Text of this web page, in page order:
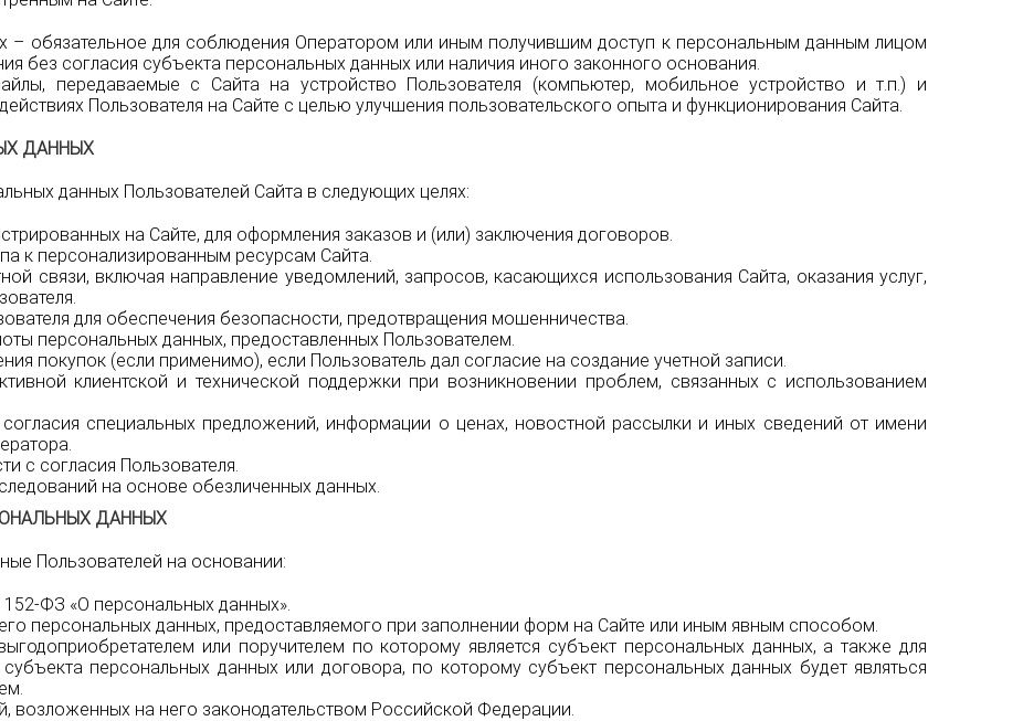
– обязательное для соблюдения Оператором или иным получившим доступ к персональным данным лицом
без согласия субъекта персональных данных или наличия иного законного основания.
передаваемые с Сайта на устройство Пользователя (компьютер, мобильное устройство и т.п.) и
Пользователя на Сайте с целью улучшения пользовательского опыта и функционирования Сайта.
ДАННЫХ
данных Пользователей Сайта в следующих целях:
на Сайте, для оформления заказов и (или) заключения договоров.
к персонализированным ресурсам Сайта.
связи, включая направление уведомлений, запросов, касающихся использования Сайта, оказания услуг,
для обеспечения безопасности, предотвращения мошенничества.
персональных данных, предоставленных Пользователем.
покупок (если применимо), если Пользователь дал согласие на создание учетной записи.
клиентской и технической поддержки при возникновении проблем, связанных с использованием
специальных предложений, информации о ценах, новостной рассылки и иных сведений от имени
с согласия Пользователя.
на основе обезличенных данных.
ДАННЫХ
Пользователей на основании:
ФЗ «О персональных данных».
персональных данных, предоставляемого при заполнении форм на Сайте или иным явным способом.
или поручителем по которому является субъект персональных данных, а также для
персональных данных или договора, по которому субъект персональных данных будет являться
возложенных на него законодательством Российской Федерации.